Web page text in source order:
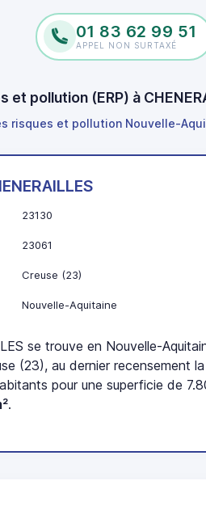
01 83 62 99 51
APPEL NON SURTAXÉ
pollution (ERP) à
risques et pollution Nouvelle-
23130
23061
Creuse (23)
Nouvelle-Aquitaine
se trouve en Nouvelle-
(23), au dernier recensement la
pour une superficie de
.